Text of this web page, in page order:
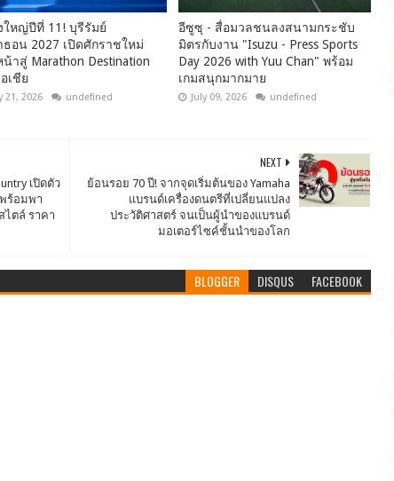
ใหญ่ปีที่ 11! บุรีรัมย์
ธอน 2027 เปิดศักราชใหม่
น้าสู่ Marathon Destination
เชีย
21, 2026 undefined
อีซูซุ - สื่อมวลชนลงสนามกระชับ
มิตรกับงาน "Isuzu - Press Sports
Day 2026 with Yuu Chan" พร้อม
เกมสนุกมากมาย
July 09, 2026 undefined
NEXT
ย้อนรอย 70 ปี! จากจุดเริ่มต้นของ Yamaha
แบรนด์เครื่องดนตรีที่เปลี่ยนแปลง
ประวัติศาสตร์ จนเป็นผู้นำของแบรนด์
มอเตอร์ไซค์ชั้นนำของโลก
เปิดตัว
ร้อมพา
ไตล์ ราคา
BLOGGER DISQUS FACEBOOK